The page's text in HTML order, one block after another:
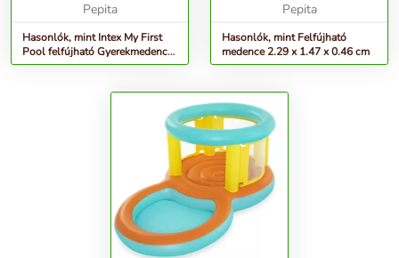
Pepita
Hasonlók, mint Intex My First
Pool felfújható Gyerekmedence
61x15cm (59409)
Pepita
Hasonlók, mint Felfújható
medence 2.29 x 1.47 x 0.46 cm